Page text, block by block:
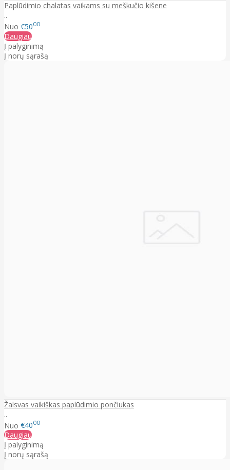
Paplūdimio chalatas vaikams su meškučio kišene
..
Nuo €5000
Daugiau
Į palyginimą
Į norų sąrašą
Žalsvas vaikiškas paplūdimio pončiukas
..
Nuo €4000
Daugiau
Į palyginimą
Į norų sąrašą